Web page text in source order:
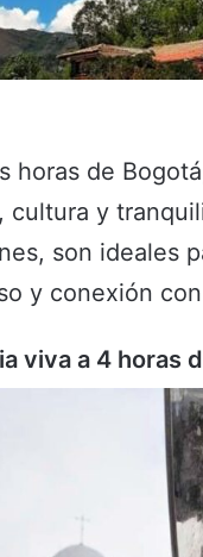
horas de
cultura y
son ideales
y conexión
viva a 4 horas